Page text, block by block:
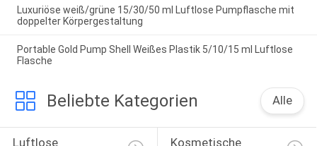
Luxuriöse weiß/grüne 15/30/50 ml Luftlose Pumpflasche mit
doppelter Körpergestaltung
Portable Gold Pump Shell Weißes Plastik 5/10/15 ml Luftlose
Flasche
Beliebte Kategorien Alle
Luftlose Kosmetische